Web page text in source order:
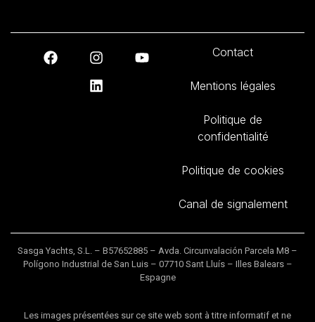
Contact
Mentions légales
Politique de
confidentialité
Politique de cookies
Canal de signalement
Sasga Yachts, S.L. – B57652885 – Avda. Circunvalación Parcela M8 –
Polígono Industrial de San Luis – 07710 Sant Lluís – Illes Balears –
Espagne
Les images présentées sur ce site web sont à titre informatif et ne